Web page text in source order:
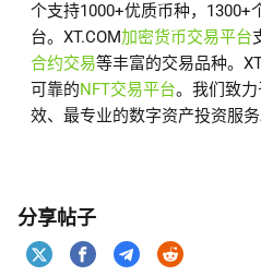
个支持1000+优质币种，1300+
台。XT.COM加密货币交易平台
合约交易等丰富的交易品种。
可靠的NFT交易平台。我们致
效、最专业的数字资产投资服务
分享帖子